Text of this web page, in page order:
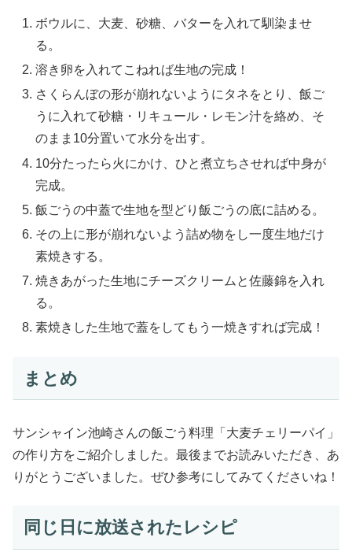
ボウルに、大麦、砂糖、バターを入れて馴染ませ
る。
溶き卵を入れてこねれば生地の完成！
さくらんぼの形が崩れないようにタネをとり、飯ご
うに入れて砂糖・リキュール・レモン汁を絡め、そ
のまま10分置いて水分を出す。
10分たったら火にかけ、ひと煮立ちさせれば中身が
完成。
飯ごうの中蓋で生地を型どり飯ごうの底に詰める。
その上に形が崩れないよう詰め物をし一度生地だけ
素焼きする。
焼きあがった生地にチーズクリームと佐藤錦を入れ
る。
素焼きした生地で蓋をしてもう一焼きすれば完成！
まとめ
サンシャイン池崎さんの飯ごう料理「大麦チェリーパイ」
の作り方をご紹介しました。最後までお読みいただき、あ
りがとうございました。ぜひ参考にしてみてくださいね！
同じ日に放送されたレシピ